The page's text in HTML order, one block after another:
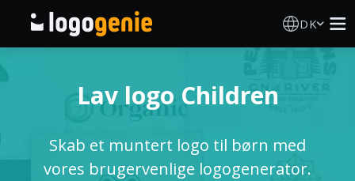
DK
AI logogenerator
Logoidéer
Lav logo Children
Skab et muntert logo til børn med
vores brugervenlige logogenerator.